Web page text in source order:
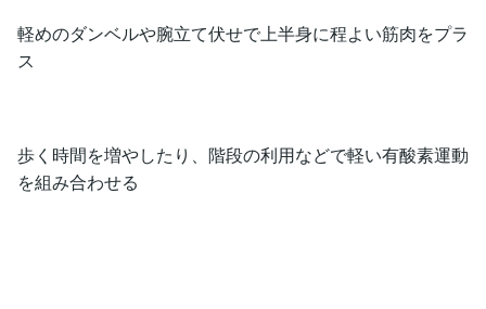
軽めのダンベルや腕立て伏せで上半身に程よい筋肉をプラ
ス
歩く時間を増やしたり、階段の利用などで軽い有酸素運動
を組み合わせる